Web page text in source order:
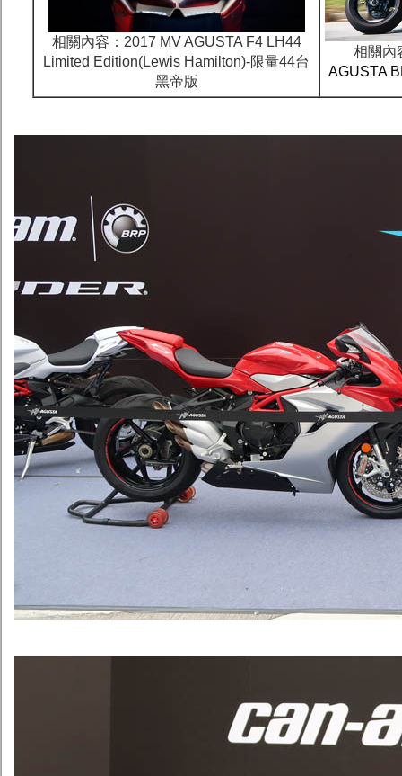
相關內容：2017 MV AGUSTA F4 LH44
Limited Edition(Lewis Hamilton)-限量44台
黑帝版
相關內
AGUSTA